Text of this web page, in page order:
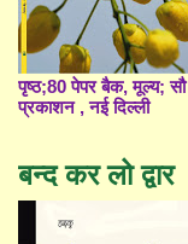
पृष्ठ;80 पेपर बैक, मूल्य;
प्रकाशन , नई दिल्ली
बन्द कर लो द्वार